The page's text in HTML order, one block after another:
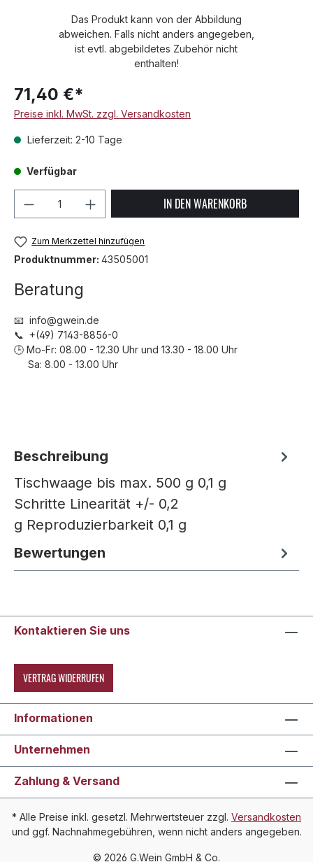
Das Produkt kann von der Abbildung
abweichen. Falls nicht anders angegeben,
ist evtl. abgebildetes Zubehör nicht
enthalten!
71,40 €*
Preise inkl. MwSt. zzgl. Versandkosten
Lieferzeit: 2-10 Tage
Verfügbar
Produkt Anzahl: Gib denIN DEN WARENKORB
Zum Merkzettel hinzufügen
Produktnummer: 43505001
Beratung
📧 info@gwein.de
📞 +(49) 7143-8856-0
🕒 Mo-Fr: 08.00 - 12.30 Uhr und 13.30 - 18.00 Uhr
Sa: 8.00 - 13.00 Uhr
Beschreibung
Tischwaage bis max. 500 g 0,1 g
Schritte Linearität +/- 0,2
g Reproduzierbarkeit 0,1 g
Bewertungen
Kontaktieren Sie uns
VERTRAG WIDERRUFEN
Informationen
Unternehmen
Zahlung & Versand
* Alle Preise inkl. gesetzl. Mehrwertsteuer zzgl. Versandkosten
und ggf. Nachnahmegebühren, wenn nicht anders angegeben.
© 2026 G.Wein GmbH & Co.